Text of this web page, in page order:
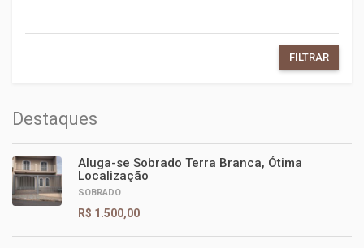
FILTRAR
Destaques
Aluga-se Sobrado Terra Branca, Ótima
Localização
SOBRADO
R$ 1.500,00